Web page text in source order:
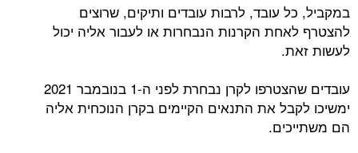
במקביל, כל עובד, לרבות עובדים ותיקים, שרוצים
להצטרף לאחת הקרנות הנבחרות או לעבור אליה יכול
לעשות זאת.
עובדים שהצטרפו לקרן נבחרת לפני ה-1 בנובמבר 2021
ימשיכו לקבל את התנאים הקיימים בקרן הנוכחית אליה
הם משתייכים.